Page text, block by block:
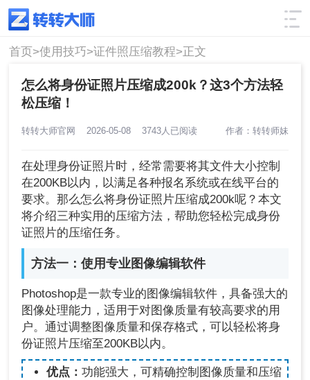
使用技巧 筛选
首页>使用技巧>证件照压缩教程>正文
怎么将身份证照片压缩成200k？这3个方法轻
松压缩！
转转大师官网 2026-05-08 3743人已阅读 作者：转转师妹
在处理身份证照片时，经常需要将其文件大小控制
在200KB以内，以满足各种报名系统或在线平台的
要求。那么怎么将身份证照片压缩成200k呢？本文
将介绍三种实用的压缩方法，帮助您轻松完成身份
证照片的压缩任务。
方法一：使用专业图像编辑软件
Photoshop是一款专业的图像编辑软件，具备强大的
图像处理能力，适用于对图像质量有较高要求的用
户。通过调整图像质量和保存格式，可以轻松将身
份证照片压缩至200KB以内。
优点： 功能强大，可精确控制图像质量和压缩